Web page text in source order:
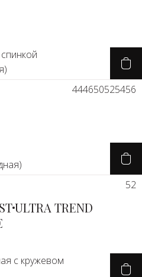
444650525456
52
ULTRA TREND
с кружевом